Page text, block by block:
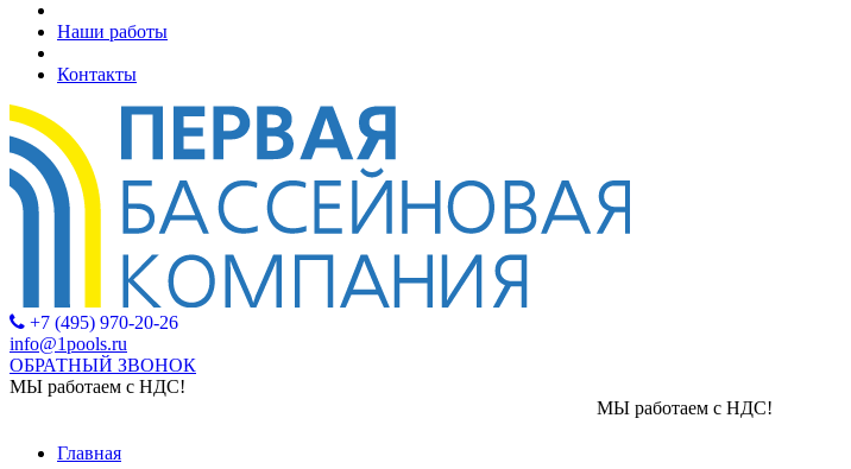
Наши работы
Контакты
+7 (495) 970-20-26
info@1pools.ru
ОБРАТНЫЙ ЗВОНОК
МЫ работаем с НДС!
МЫ работаем с НДС!
Главная